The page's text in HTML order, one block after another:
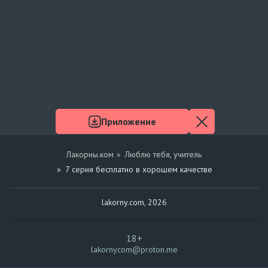
Лакорны.ком
Люблю тебя, учитель
7 серия бесплатно в хорошем качестве
lakorny.com, 2026
18+
lakornycom@proton.me
Приложение